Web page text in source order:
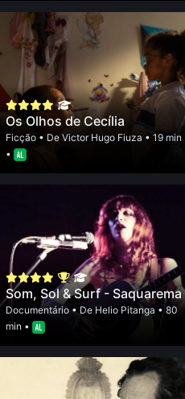
Os Olhos de Cecília
Ficção• De Victor Hugo Fiuza • 19 min
•
Som, Sol & Surf - Saquarema
Documentário• De Helio Pitanga • 80
min •